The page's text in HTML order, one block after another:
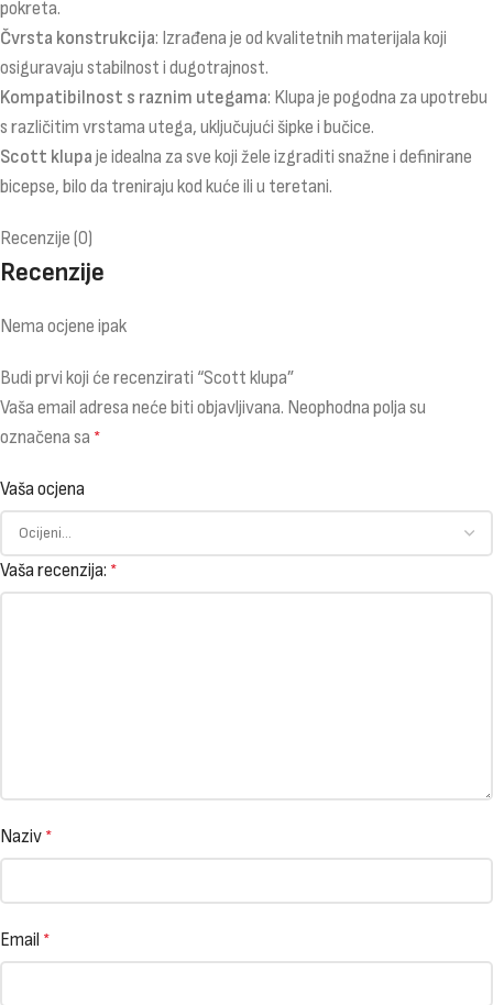
pokreta.
Čvrsta konstrukcija: Izrađena je od kvalitetnih materijala koji
osiguravaju stabilnost i dugotrajnost.
Kompatibilnost s raznim utegama: Klupa je pogodna za upotrebu
s različitim vrstama utega, uključujući šipke i bučice.
Scott klupa je idealna za sve koji žele izgraditi snažne i definirane
bicepse, bilo da treniraju kod kuće ili u teretani.
Recenzije (0)
Recenzije
Nema ocjene ipak
Budi prvi koji će recenzirati “Scott klupa”
Vaša email adresa neće biti objavljivana. Neophodna polja su
označena sa *
Vaša ocjena
Vaša recenzija: *
Naziv *
Email *